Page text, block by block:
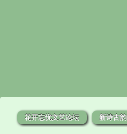
花开忘忧文艺论坛 新诗古韵